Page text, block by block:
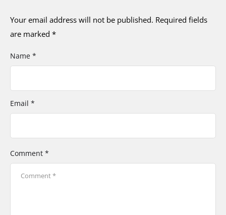
Your email address will not be published. Required fields
are marked *
Comment *
Name *
Email *